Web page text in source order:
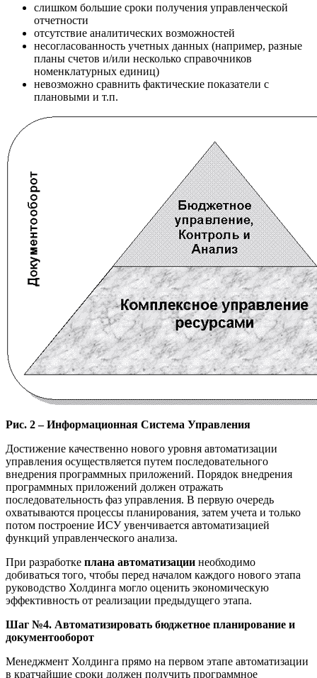
слишком большие сроки получения управленческой
отчетности
отсутствие аналитических возможностей
несогласованность учетных данных (например, разные
планы счетов и/или несколько справочников
номенклатурных единиц)
невозможно сравнить фактические показатели с
плановыми и т.п.
Рис. 2 – Информационная Система Управления
Достижение качественно нового уровня автоматизации
управления осуществляется путем последовательного
внедрения программных приложений. Порядок внедрения
программных приложений должен отражать
последовательность фаз управления. В первую очередь
охватываются процессы планирования, затем учета и только
потом построение ИСУ увенчивается автоматизацией
функций управленческого анализа.
При разработке плана автоматизации необходимо
добиваться того, чтобы перед началом каждого нового этапа
руководство Холдинга могло оценить экономическую
эффективность от реализации предыдущего этапа.
Шаг №4. Автоматизировать бюджетное планирование и
документооборот
Менеджмент Холдинга прямо на первом этапе автоматизации
в кратчайшие сроки должен получить программное